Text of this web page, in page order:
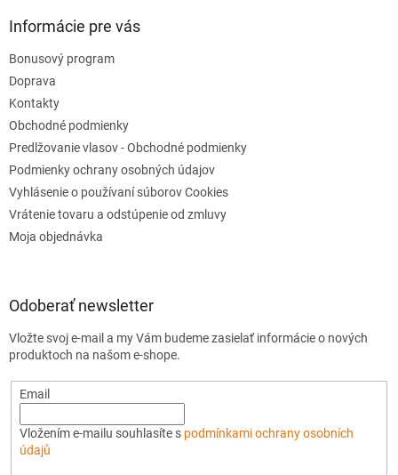
Informácie pre vás
Bonusový program
Doprava
Kontakty
Obchodné podmienky
Predlžovanie vlasov - Obchodné podmienky
Podmienky ochrany osobných údajov
Vyhlásenie o používaní súborov Cookies
Vrátenie tovaru a odstúpenie od zmluvy
Moja objednávka
Odoberať newsletter
Vložte svoj e-mail a my Vám budeme zasielať informácie o nových
produktoch na našom e-shope.
Email
Vložením e-mailu souhlasíte s podmínkami ochrany osobních
údajů